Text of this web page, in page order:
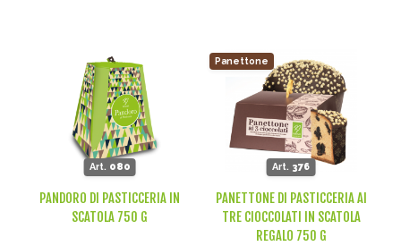
Art. 080
PANDORO DI PASTICCERIA IN
SCATOLA 750 G
Panettone
Art. 376
PANETTONE DI PASTICCERIA AI
TRE CIOCCOLATI IN SCATOLA
REGALO 750 G